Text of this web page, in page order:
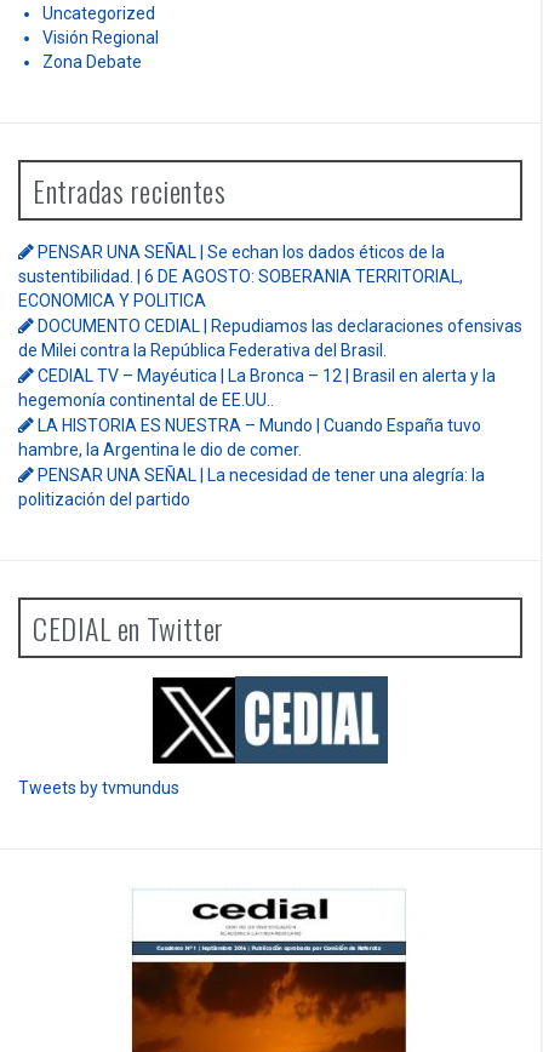
Uncategorized
Visión Regional
Zona Debate
Entradas recientes
PENSAR UNA SEÑAL | Se echan los dados éticos de la
sustentibilidad. | 6 DE AGOSTO: SOBERANIA TERRITORIAL,
ECONOMICA Y POLITICA
DOCUMENTO CEDIAL | Repudiamos las declaraciones ofensivas
de Milei contra la República Federativa del Brasil.
CEDIAL TV – Mayéutica | La Bronca – 12 | Brasil en alerta y la
hegemonía continental de EE.UU..
LA HISTORIA ES NUESTRA – Mundo | Cuando España tuvo
hambre, la Argentina le dio de comer.
PENSAR UNA SEÑAL | La necesidad de tener una alegría: la
politización del partido
CEDIAL en Twitter
Tweets by tvmundus